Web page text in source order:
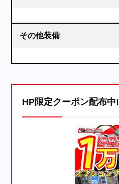
その他装備
HP限定クーポン配布中!